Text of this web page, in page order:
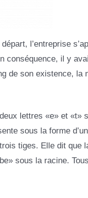
l’entreprise
conséquence, il y
de son existence, la
lettres «e» et «t»
sous la forme
tiges. Elle dit que
sous la racine.